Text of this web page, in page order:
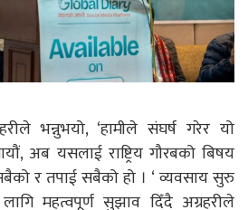
भन्नुभयो, ‘हामीले संघर्ष गरेर यो
अब यसलाई राष्ट्रिय गौरबको बिषय
र तपाई सबैको हो । ‘ व्यवसाय सुरु
महत्वपूर्ण सुझाव दिँदै अग्रहरीले